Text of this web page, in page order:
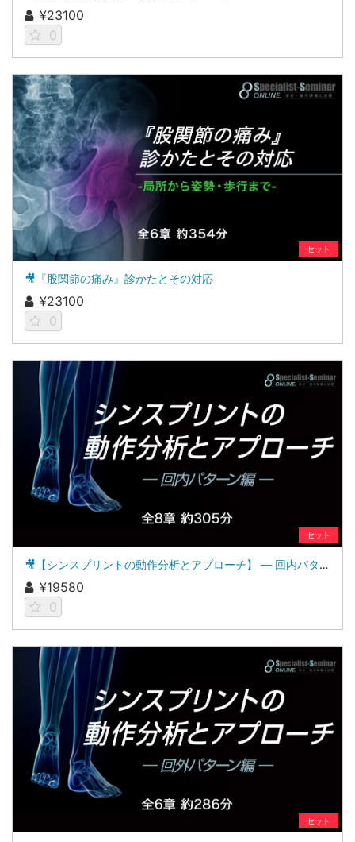
¥23100
0
セット
🎥『股関節の痛み』診かたとその対応
¥23100
0
セット
🎥【シンスプリントの動作分析とアプローチ】 ― 回内パターン編 ―
¥19580
0
セット